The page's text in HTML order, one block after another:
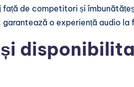
față de competitori și
garantează o experiență audio
și